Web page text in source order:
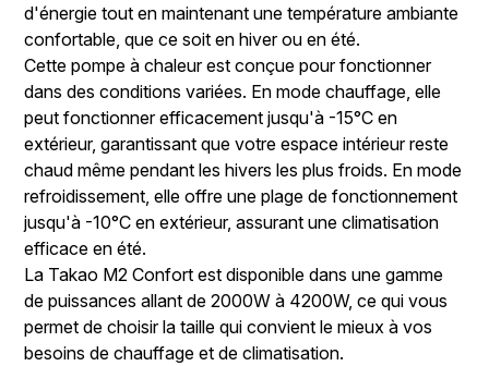
d'énergie tout en maintenant une température ambiante
confortable, que ce soit en hiver ou en été.
Cette pompe à chaleur est conçue pour fonctionner
dans des conditions variées. En mode chauffage, elle
peut fonctionner efficacement jusqu'à -15°C en
extérieur, garantissant que votre espace intérieur reste
chaud même pendant les hivers les plus froids. En mode
refroidissement, elle offre une plage de fonctionnement
jusqu'à -10°C en extérieur, assurant une climatisation
efficace en été.
La Takao M2 Confort est disponible dans une gamme
de puissances allant de 2000W à 4200W, ce qui vous
permet de choisir la taille qui convient le mieux à vos
besoins de chauffage et de climatisation.